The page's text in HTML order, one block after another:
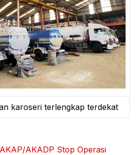
karoseri terlengkap terdekat
AKADP Stop Operasi